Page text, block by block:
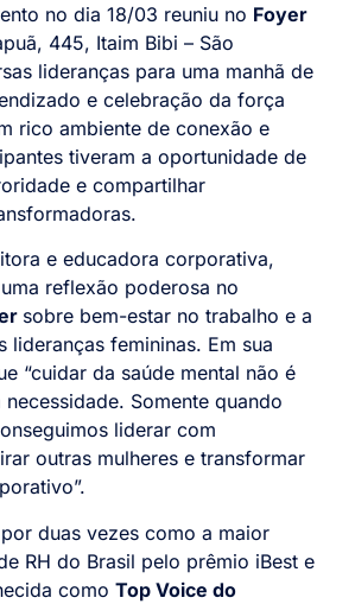
no dia 18/03 reuniu no Foyer
445, Itaim Bibi – São
lideranças para uma manhã de
e celebração da força
rico ambiente de conexão e
tiveram a oportunidade de
e compartilhar
e educadora corporativa,
reflexão poderosa no
sobre bem-estar no trabalho e a
lideranças femininas. Em sua
“cuidar da saúde mental não é
Somente quando
liderar com
outras mulheres e transformar
duas vezes como a maior
RH do Brasil pelo prêmio iBest e
como Top Voice do